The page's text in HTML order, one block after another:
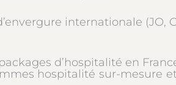
internationale (JO,
d’hospitalité en
hospitalité sur-mesure